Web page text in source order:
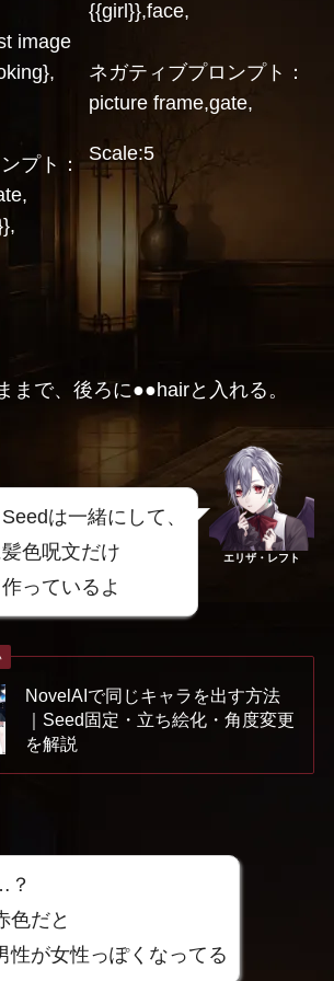
image
プト：
{{girl}},face,
ネガティブプロンプト：
picture frame,gate,
Scale:5
まで、後ろに●●hairと入れる。
は一緒にして、
色呪文だけ
っているよ
エリザ・レフト
NovelAIで同じキャラを出す方法
｜Seed固定・立ち絵化・角度変更
を解説
？
色だと
性が女性っぽくなってる